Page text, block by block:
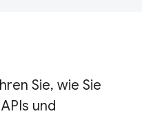
Sie, wie Sie
und